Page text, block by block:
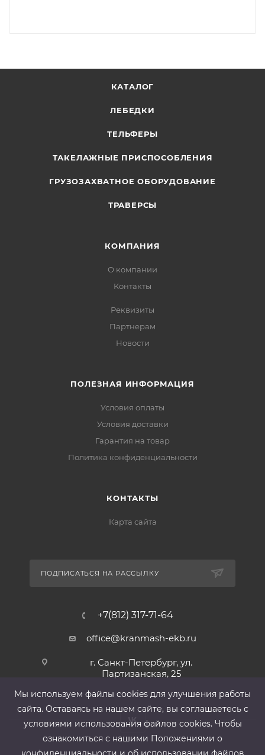
КАТАЛОГ
ЛЕБЕДКИ
ТЕЛЬФЕРЫ
ТАКЕЛАЖНЫЕ ПРИСПОСОБЛЕНИЯ
ГРУЗОЗАХВАТНОЕ ОБОРУДОВАНИЕ
ТРАВЕРСЫ
КОМПАНИЯ
О компании
Контакты
Реквизиты
Партнерам
Новости
ПОЛЕЗНАЯ ИНФОРМАЦИЯ
Условия оплаты
Условия доставки
Гарантия на товар
Политика конфиденциальности
КОНТАКТЫ
Карта сайта
ПОДПИСАТЬСЯ НА РАССЫЛКУ
+7(812) 317-71-64
office@kranmash-ekb.ru
г. Санкт-Петербург, ул.
Партизанская, 25
Мы используем файлы cооkies для улучшения работы
сайта. Оставаясь на нашем сайте, вы соглашаетесь с
условиями использования файлов cооkies. Чтобы
ознакомиться с нашими Положениями о